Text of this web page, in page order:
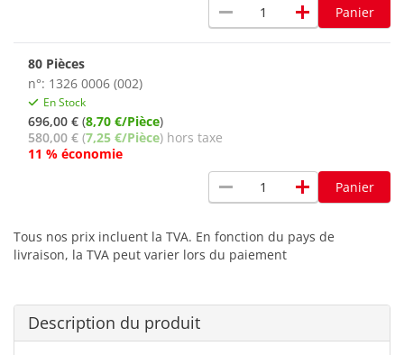
remove add Panier
80 Pièces
n°: 1326 0006 (002)
En Stock
696,00 € (8,70 €/Pièce)
580,00 € (7,25 €/Pièce) hors taxe
11 % économie
remove add Panier
Tous nos prix incluent la TVA. En fonction du pays de
livraison, la TVA peut varier lors du paiement
Description du produit